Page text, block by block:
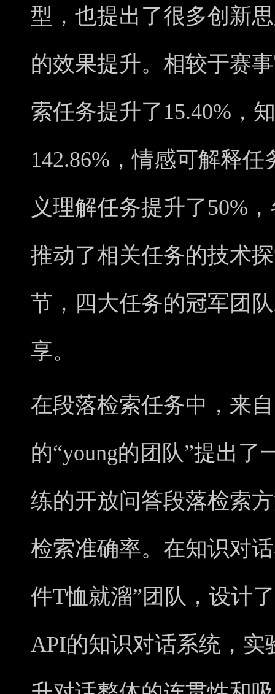
型，也提出了很多创新
的效果提升。相较于赛
索任务提升了15.40%，
142.86%，情感可解释
义理解任务提升了50%
推动了相关任务的技术
节，四大任务的冠军团
享。
在段落检索任务中，来
的“young的团队”提出
练的开放问答段落检索
检索准确率。在知识对
件T恤就溜”团队，设计
API的知识对话系统，